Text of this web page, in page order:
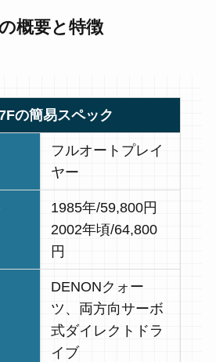
概要と特徴
の簡易スペック
フルオートプレイ
ヤー
1985年/59,800円
2002年頃/64,800
円
DENONクォー
ツ、両方向サーボ
式ダイレクトドラ
イブ